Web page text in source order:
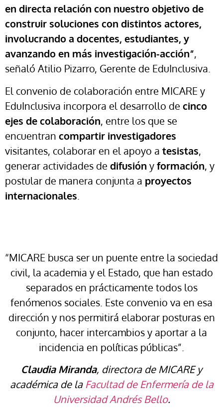
en directa relación con nuestro objetivo de
construir soluciones con distintos actores,
involucrando a docentes, estudiantes, y
avanzando en más investigación-acción”,
señaló Atilio Pizarro, Gerente de EduInclusiva.
El convenio de colaboración entre MICARE y
EduInclusiva incorpora el desarrollo de cinco
ejes de colaboración, entre los que se
encuentran compartir investigadores
visitantes, colaborar en el apoyo a tesistas,
generar actividades de difusión yformación, y
postular de manera conjunta a proyectos
internacionales
“MICARE busca ser un puente entre la sociedad
civil, la academia y el Estado, que han estado
separados en prácticamente todos los
fenómenos sociales. Este convenio va en esa
dirección y nos permitirá elaborar posturas en
conjunto, hacer intercambios y aportar a la
incidencia en políticas públicas”.
Claudia Miranda, directora de MICARE y
académica de laFacultad de Enfermería de la
Universidad Andrés Bello.